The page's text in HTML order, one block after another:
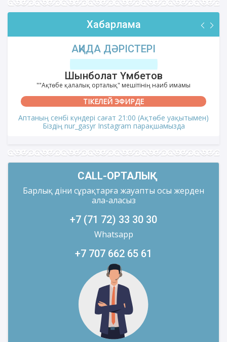
Хабарлама
АҚИДА ДӘРІСТЕРІ
Шынболат Үмбетов
""Ақтөбе қалалық орталық" мешітінің наиб имамы
ТІКЕЛЕЙ ЭФИРДЕ
Аптаның сенбі күндері сағат 21:00 (Ақтөбе уақытымен)
Біздің nur_gasyr Instagram парақшамызда
CALL-ОРТАЛЫҚ
Барлық діни сұрақтарға жауапты осы жерден
ала-аласыз
+7 (71 72) 33 30 30
Whatsapp
+7 707 662 65 61